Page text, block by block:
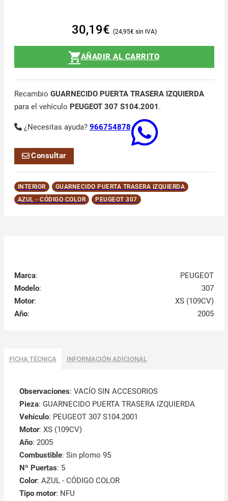
30,19€ 24,95€
AÑADIR AL CARRITO
Recambio GUARNECIDO PUERTA TRASERA IZQUIERDA
para el vehículo PEUGEOT 307 S104.2001 .
¿Necesitas ayuda? 966754878
Consultar
INTERIOR
GUARNECIDO PUERTA TRASERA IZQUIERDA
AZUL - CÓDIGO COLOR
PEUGEOT 307
Marca:
PEUGEOT
Modelo:
307
Motor:
XS (109CV)
Año: 2005
FICHA TÉCNICA INFORMACIÓN ADICIONAL
Observaciones: VACÍO SIN ACCESORIOS
Pieza: GUARNECIDO PUERTA TRASERA IZQUIERDA
Vehículo: PEUGEOT 307 S104.2001
Motor: XS (109CV)
Año: 2005
Combustible: Sin plomo 95
Nº Puertas: 5
Color: AZUL - CÓDIGO COLOR
Tipo motor: NFU